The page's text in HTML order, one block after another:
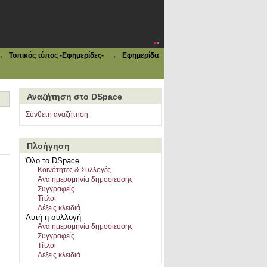
Τοπικός τύπος -Εφημερίδες- →
Εφημερίδα
Αναζήτηση στο DSpace
Σύνθετη αναζήτηση
Πλοήγηση
Όλο το DSpace
Κοινότητες & Συλλογές
Ανά ημερομηνία δημοσίευσης
Συγγραφείς
Τίτλοι
Λέξεις κλειδιά
Αυτή η συλλογή
Ανά ημερομηνία δημοσίευσης
Συγγραφείς
Τίτλοι
Λέξεις κλειδιά